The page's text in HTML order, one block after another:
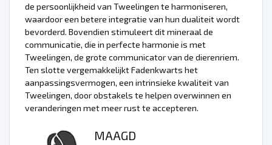
de persoonlijkheid van Tweelingen te harmoniseren,
waardoor een betere integratie van hun dualiteit wordt
bevorderd. Bovendien stimuleert dit mineraal de
communicatie, die in perfecte harmonie is met
Tweelingen, de grote communicator van de dierenriem.
Ten slotte vergemakkelijkt Fadenkwarts het
aanpassingsvermogen, een intrinsieke kwaliteit van
Tweelingen, door obstakels te helpen overwinnen en
veranderingen met meer rust te accepteren.
MAAGD